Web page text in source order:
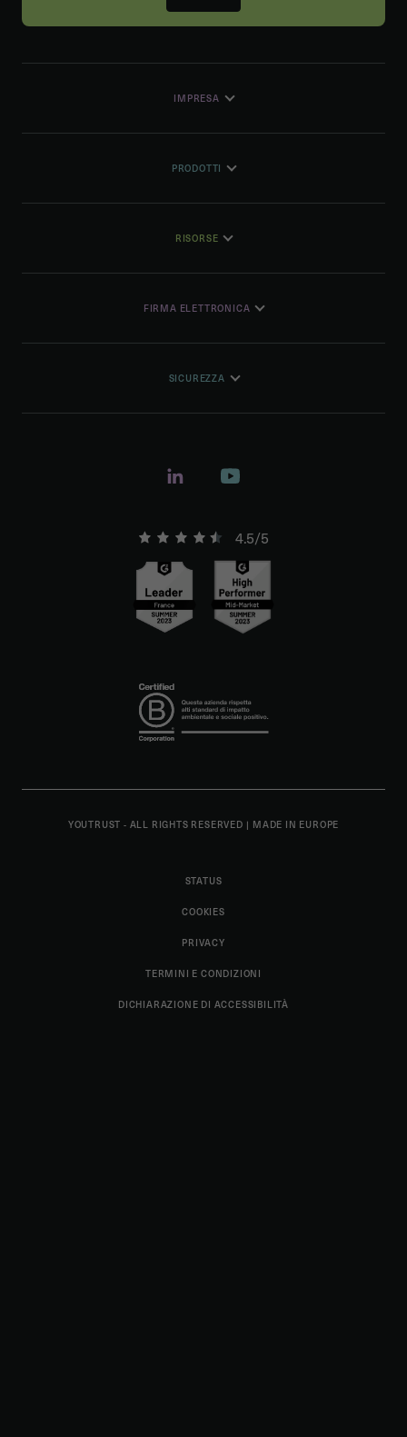
IMPRESA
PRODOTTI
RISORSE
FIRMA ELETTRONICA
SICUREZZA
4.5/5
YOUTRUST - ALL RIGHTS RESERVED | MADE IN EUROPE
STATUS
COOKIES
PRIVACY
TERMINI E CONDIZIONI
DICHIARAZIONE DI ACCESSIBILITÀ